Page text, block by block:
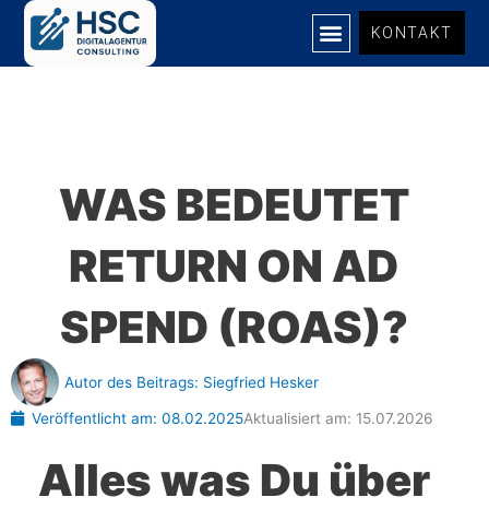
Zum
springen
KONTAKT
WAS BEDEUTET
RETURN ON AD
SPEND (ROAS)?
Autor des Beitrags: Siegfried Hesker
Veröffentlicht am: 08.02.2025Aktualisiert am: 15.07.2026
Alles was Du über